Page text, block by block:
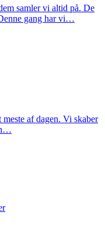
samler vi altid på. De
gang har vi…
af dagen. Vi skaber